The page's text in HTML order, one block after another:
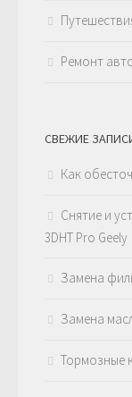
Ремонт
СВЕЖИЕ
Как
Снятие и
3DHT Pro Geely
Замена
Замена
Тормозные